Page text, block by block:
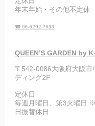
年末年始・その他不定休
☎ 06-6292-7633
QUEEN’S GARDEN by
〒542-0086大阪府大阪
ディング2F
定休日
毎週月曜日、第3火曜日
日振替休日